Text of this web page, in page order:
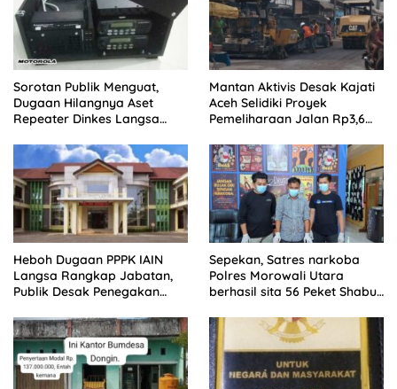
Sorotan Publik Menguat,
Dugaan Hilangnya Aset
Repeater Dinkes Langsa
Mantan Aktivis Desak Kajati
Aceh Selidiki Proyek
Pemeliharaan Jalan Rp3,6
Heboh Dugaan PPPK IAIN
Langsa Rangkap Jabatan,
Publik Desak Penegakan
Sepekan, Satres narkoba
Polres Morowali Utara
berhasil sita 56 Peket Shabu
pelaku